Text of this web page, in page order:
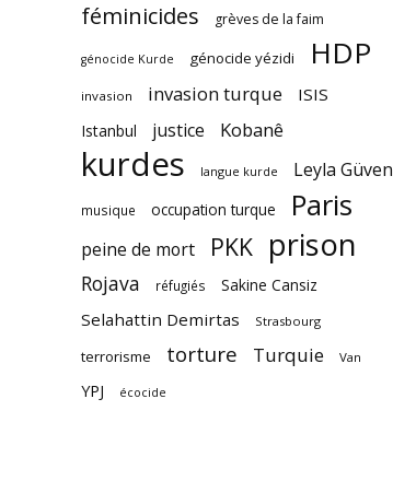
féminicides grèves de la faim
génocide Kurde génocide yézidi HDP
invasion invasion turque ISIS
Istanbul justice Kobanê
kurdes langue kurde Leyla Güven
musique occupation turque Paris
peine de mort PKK prison
Rojava réfugiés Sakine Cansiz
Selahattin Demirtas Strasbourg
terrorisme torture Turquie Van
YPJ écocide